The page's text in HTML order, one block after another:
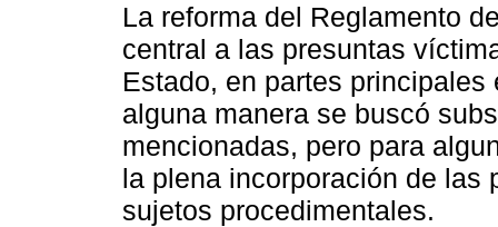
La reforma del Reglamento
central a las presuntas
Estado, en partes
alguna manera se buscó
mencionadas, pero para
la plena incorporación de las
sujetos procedimentales.